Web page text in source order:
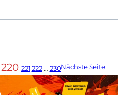
220 221 222 … 230Nächste Seite